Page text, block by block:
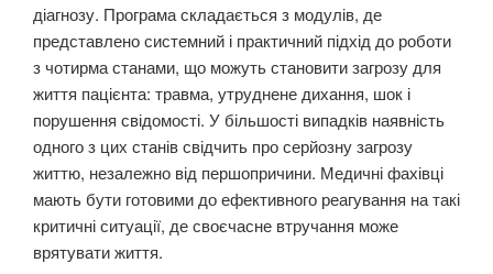
діагнозу. Програма складається з модулів, де
представлено системний і практичний підхід до роботи
з чотирма станами, що можуть становити загрозу для
життя пацієнта: травма, утруднене дихання, шок і
порушення свідомості. У більшості випадків наявність
одного з цих станів свідчить про серйозну загрозу
життю, незалежно від першопричини. Медичні фахівці
мають бути готовими до ефективного реагування на такі
критичні ситуації, де своєчасне втручання може
врятувати життя.